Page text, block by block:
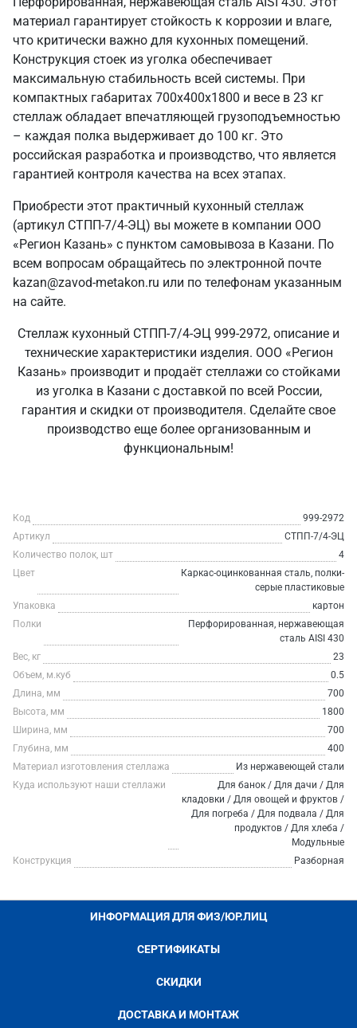
материал гарантирует стойкость к коррозии и влаге,
что критически важно для кухонных помещений.
Конструкция стоек из уголка обеспечивает
максимальную стабильность всей системы. При
компактных габаритах 700х400х1800 и весе в 23 кг
стеллаж обладает впечатляющей грузоподъемностью
– каждая полка выдерживает до 100 кг. Это
российская разработка и производство, что является
гарантией контроля качества на всех этапах.
Приобрести этот практичный кухонный стеллаж
(артикул СТПП-7/4-ЭЦ) вы можете в компании ООО
«Регион Казань» с пунктом самовывоза в Казани. По
всем вопросам обращайтесь по электронной почте
kazan@zavod-metakon.ru или по телефонам указанным
на сайте.
Стеллаж кухонный СТПП-7/4-ЭЦ 999-2972, описание и
технические характеристики изделия. ООО «Регион
Казань» производит и продаёт стеллажи со стойками
из уголка в Казани с доставкой по всей России,
гарантия и скидки от производителя. Сделайте свое
производство еще более организованным и
функциональным!
Код
999-2972
Артикул
СТПП-7/4-ЭЦ
Количество полок, шт
4
Цвет
Каркас-оцинкованная сталь, полки-
серые пластиковые
Упаковка
картон
Полки
Перфорированная, нержавеющая
сталь AISI 430
Вес, кг
23
Объем, м.куб
0.5
Длина, мм
700
Высота, мм
1800
Ширина, мм
700
Глубина, мм
400
Материал изготовления стеллажа
Из нержавеющей стали
Куда используют наши стеллажи
Для банок / Для дачи / Для
кладовки / Для овощей и фруктов /
Для погреба / Для подвала / Для
продуктов / Для хлеба /
Модульные
Конструкция
Разборная
ИНФОРМАЦИЯ ДЛЯ ФИЗ/ЮР.ЛИЦ
СЕРТИФИКАТЫ
СКИДКИ
ДОСТАВКА И МОНТАЖ